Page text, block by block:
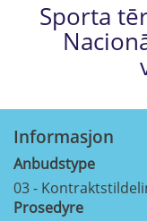
Sporta
Informasjon
Anbudstype
03 -
Prosedyre